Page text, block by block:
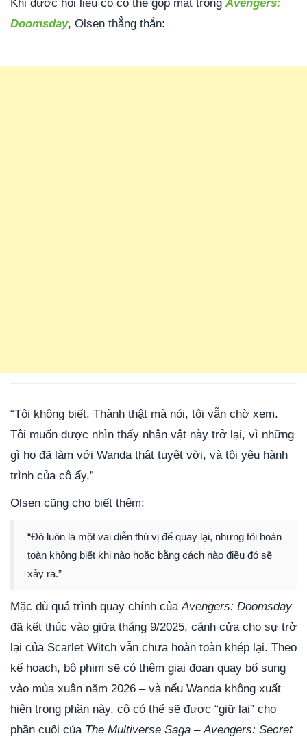
Khi được hỏi liệu cô có thể góp mặt trong Avengers:
Doomsday, Olsen thẳng thắn:
“Tôi không biết. Thành thật mà nói, tôi vẫn chờ xem.
Tôi muốn được nhìn thấy nhân vật này trở lại, vì những
gì họ đã làm với Wanda thật tuyệt vời, và tôi yêu hành
trình của cô ấy.”
Olsen cũng cho biết thêm:
“Đó luôn là một vai diễn thú vị để quay lại, nhưng tôi hoàn
toàn không biết khi nào hoặc bằng cách nào điều đó sẽ
xảy ra.”
Mặc dù quá trình quay chính củaAvengers: Doomsday
đã kết thúc vào giữa tháng 9/2025, cánh cửa cho sự trở
lại của Scarlet Witch vẫn chưa hoàn toàn khép lại. Theo
kế hoạch, bộ phim sẽ có thêm giai đoạn quay bổ sung
vào mùa xuân năm 2026 – và nếu Wanda không xuất
hiện trong phần này, cô có thể sẽ được “giữ lại” cho
phần cuối của The Multiverse Saga –Avengers: Secret